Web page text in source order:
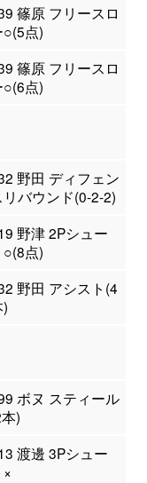
篠原 フリースロ
○(5点)
篠原 フリースロ
○(6点)
野田 ディフェン
リバウンド(0-2-2)
野津 2Pシュー
○(8点)
野田 アシスト(4
ボヌ スティール
)
渡邊 3Pシュー
×